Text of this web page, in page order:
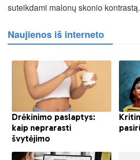
suteikdami malonų skonio kontrastą.
Naujienos iš interneto